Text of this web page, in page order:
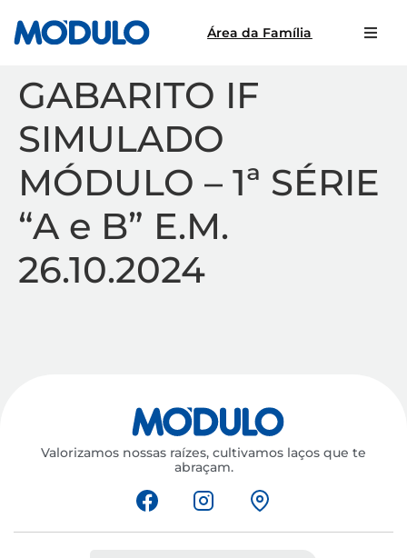
Área da Família
GABARITO IF
SIMULADO
MÓDULO – 1ª SÉRIE
“A e B” E.M.
26.10.2024
Valorizamos nossas raízes, cultivamos laços que te
abraçam.